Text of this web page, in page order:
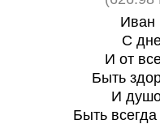
Иван
С
И от
Быть
И
Быть